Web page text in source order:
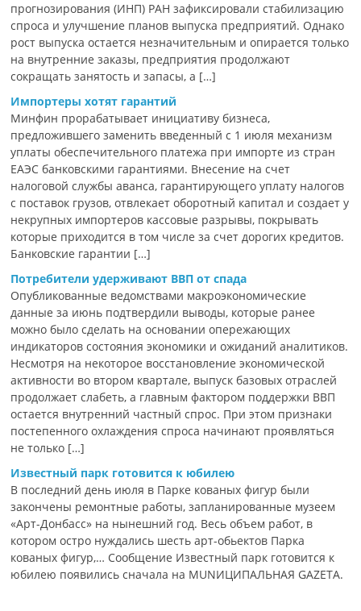
прогнозирования (ИНП) РАН зафиксировали стабилизацию
спроса и улучшение планов выпуска предприятий. Однако
рост выпуска остается незначительным и опирается только
на внутренние заказы, предприятия продолжают
сокращать занятость и запасы, а […]
Импортеры хотят гарантий
Минфин прорабатывает инициативу бизнеса,
предложившего заменить введенный с 1 июля механизм
уплаты обеспечительного платежа при импорте из стран
ЕАЭС банковскими гарантиями. Внесение на счет
налоговой службы аванса, гарантирующего уплату налогов
с поставок грузов, отвлекает оборотный капитал и создает у
некрупных импортеров кассовые разрывы, покрывать
которые приходится в том числе за счет дорогих кредитов.
Банковские гарантии […]
Потребители удерживают ВВП от спада
Опубликованные ведомствами макроэкономические
данные за июнь подтвердили выводы, которые ранее
можно было сделать на основании опережающих
индикаторов состояния экономики и ожиданий аналитиков.
Несмотря на некоторое восстановление экономической
активности во втором квартале, выпуск базовых отраслей
продолжает слабеть, а главным фактором поддержки ВВП
остается внутренний частный спрос. При этом признаки
постепенного охлаждения спроса начинают проявляться
не только […]
Известный парк готовится к юбилею
В последний день июля в Парке кованых фигур были
закончены ремонтные работы, запланированные музеем
«Арт-Донбасс» на нынешний год. Весь объем работ, в
котором остро нуждались шесть арт-обьектов Парка
кованых фигур,… Сообщение Известный парк готовится к
юбилею появились сначала на MUNИЦИПАЛЬНАЯ GAZЕТА.